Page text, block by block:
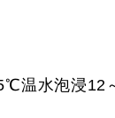
温水泡浸12